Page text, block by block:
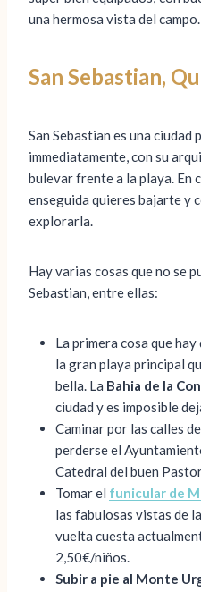
una hermosa vista del campo.
San Sebastian,
San Sebastian es una ciudad
immediatamente, con su
bulevar frente a la playa. En
enseguida quieres bajarte y
explorarla.
Hay varias cosas que no se
Sebastian, entre ellas:
La primera cosa que hay
la gran playa principal
bella. La Bahia de la
ciudad y es imposible
Caminar por las calles
perderse el
Catedral del buen
Tomar el funicular de
las fabulosas vistas de
vuelta cuesta
2,50€/niños.
Subir a pie al Monte